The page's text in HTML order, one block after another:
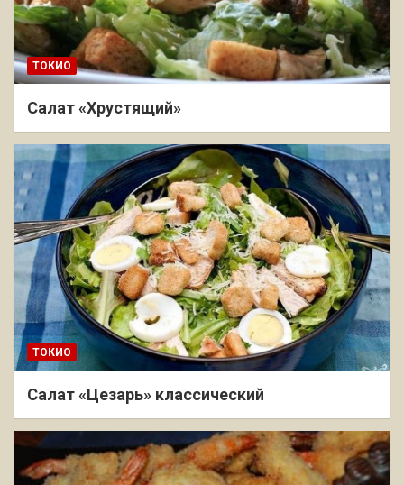
ТОКИО
Салат «Хрустящий»
ТОКИО
Салат «Цезарь» классический